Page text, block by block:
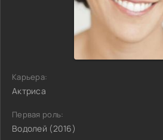
Карьера:
Актриса
Первая роль:
Водолей (2016)